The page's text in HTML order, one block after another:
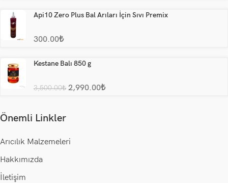
Api10 Zero Plus Bal Arıları İçin Sıvı Premix
300.00₺
Kestane Balı 850 g
3,500.00₺ 2,990.00₺
Önemli Linkler
Arıcılık Malzemeleri
Hakkımızda
İletişim